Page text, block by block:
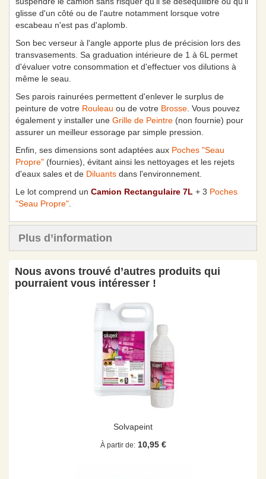
glisse d'un côté ou de l'autre notamment lorsque votre
escabeau n'est pas d'aplomb.
Son bec verseur à l'angle apporte plus de précision lors des
transvasements. Sa graduation intérieure de 1 à 6L permet
d'évaluer votre consommation et d'effectuer vos dilutions à
même le seau.
Ses parois rainurées permettent d'enlever le surplus de
peinture de votre Rouleau ou de votre Brosse . Vous pouvez
également y installer une Grille de Peintre (non fournie) pour
assurer un meilleur essorage par simple pression.
Enfin, ses dimensions sont adaptées aux Poches "Seau
Propre" (fournies), évitant ainsi les nettoyages et les rejets
d'eaux sales et de Diluants dans l'environnement.
Le lot comprend un Camion Rectangulaire 7L + 3 Poches
"Seau Propre"
Plus d’information
Nous avons trouvé d’autres produits qui
pourraient vous intéresser !
Solvapeint
À partir de 10,95 €